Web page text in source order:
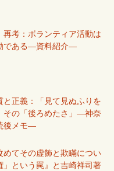
再考：ボランティア活動は
である―資料紹介―
と正義：「見て見ぬふりを
その「後ろめたさ」―神奈
後メモ―
めてその虚飾と欺瞞につい
という罠』と吉崎祥司著